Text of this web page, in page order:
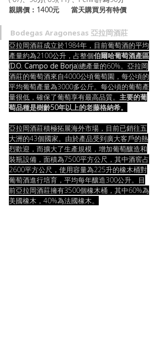
親購價：1400元      當天購買另有特價
Bodegas Aragonesas 亞拉岡酒莊
亞拉岡酒莊成立於1984年，目前葡萄酒的平均
產量約為2100公升，占整個伯爾哈葡萄酒產區
(D.O. Campo de Borja)總產量的60%。亞拉岡
酒莊的葡萄酒來自4000公頃葡萄園，每公頃的
平均葡萄產量為3000多公斤。每公頃的葡萄產
量很低，確保了葡萄享有最高品質。 主要的葡
萄品種是樹齡50年以上的老藤格納希。
亞拉岡酒莊積極拓展海外市場，目前已銷往五
大洲的43個國家。由於產品受到廣大客戶的熱
烈歡迎，而擴大了生產規模，增加葡萄釀造和
裝瓶設備，面積為7500平方公尺，其中酒窖占
2600平方公尺，使用容量為225升的橡木桶對
葡萄酒進行培育，平均每年釀造300公升。目
前亞拉岡酒莊擁有3500個橡木桶，其中60%為
美國橡木，40%為法國橡木。